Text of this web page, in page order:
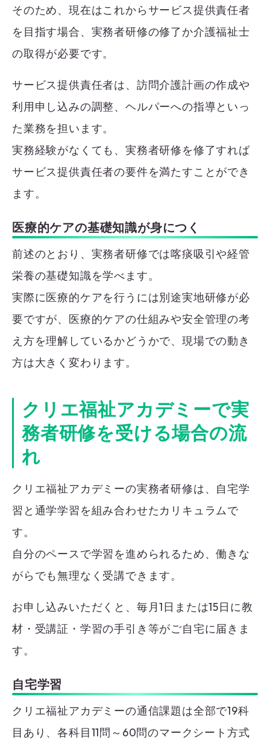
そのため、現在はこれからサービス提供責任者
を目指す場合、実務者研修の修了か介護福祉士
の取得が必要です。
サービス提供責任者は、訪問介護計画の作成や
利用申し込みの調整、ヘルパーへの指導といっ
た業務を担います。
実務経験がなくても、実務者研修を修了すれば
サービス提供責任者の要件を満たすことができ
ます。
医療的ケアの基礎知識が身につく
前述のとおり、実務者研修では喀痰吸引や経管
栄養の基礎知識を学べます。
実際に医療的ケアを行うには別途実地研修が必
要ですが、医療的ケアの仕組みや安全管理の考
え方を理解しているかどうかで、現場での動き
方は大きく変わります。
クリエ福祉アカデミーで実
務者研修を受ける場合の流
れ
クリエ福祉アカデミーの実務者研修は、自宅学
習と通学学習を組み合わせたカリキュラムで
す。
自分のペースで学習を進められるため、働きな
がらでも無理なく受講できます。
お申し込みいただくと、毎月1日または15日に教
材・受講証・学習の手引き等がご自宅に届きま
す。
自宅学習
クリエ福祉アカデミーの通信課題は全部で19科
目あり、各科目11問～60問のマークシート方式